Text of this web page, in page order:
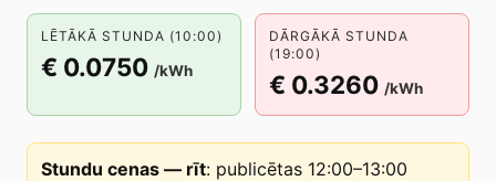
LĒTĀKĀ STUNDA (10:00)
€ 0.0750 /kWh
DĀRGĀKĀ STUNDA
(19:00)
€ 0.3260 /kWh
Stundu cenas — rīt: publicētas 12:00–13:00